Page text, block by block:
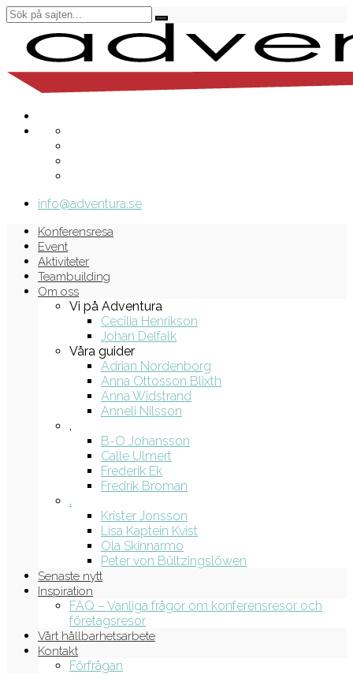
info@adventura.se
Konferensresa
Event
Aktiviteter
Teambuilding
Om oss
Vi på Adventura
Cecilia Henrikson
Johan Delfalk
Våra guider
Adrian Nordenborg
Anna Ottosson Blixth
Anna Widstrand
Anneli Nilsson
.
B-O Johansson
Calle Ulmert
Frederik Ek
Fredrik Broman
.
Krister Jonsson
Lisa Kaptein Kvist
Ola Skinnarmo
Peter von Bültzingslöwen
Senaste nytt
Inspiration
FAQ – Vanliga frågor om konferensresor och
företagsresor
Vårt hållbarhetsarbete
Kontakt
Förfrågan